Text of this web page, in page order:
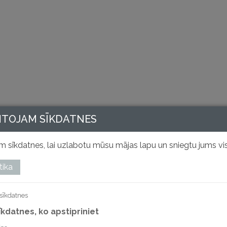
SĪKDATNES
sīkdatnes, lai uzlabotu mūsu mājas lapu un sniegtu jums
ko apstipriniet